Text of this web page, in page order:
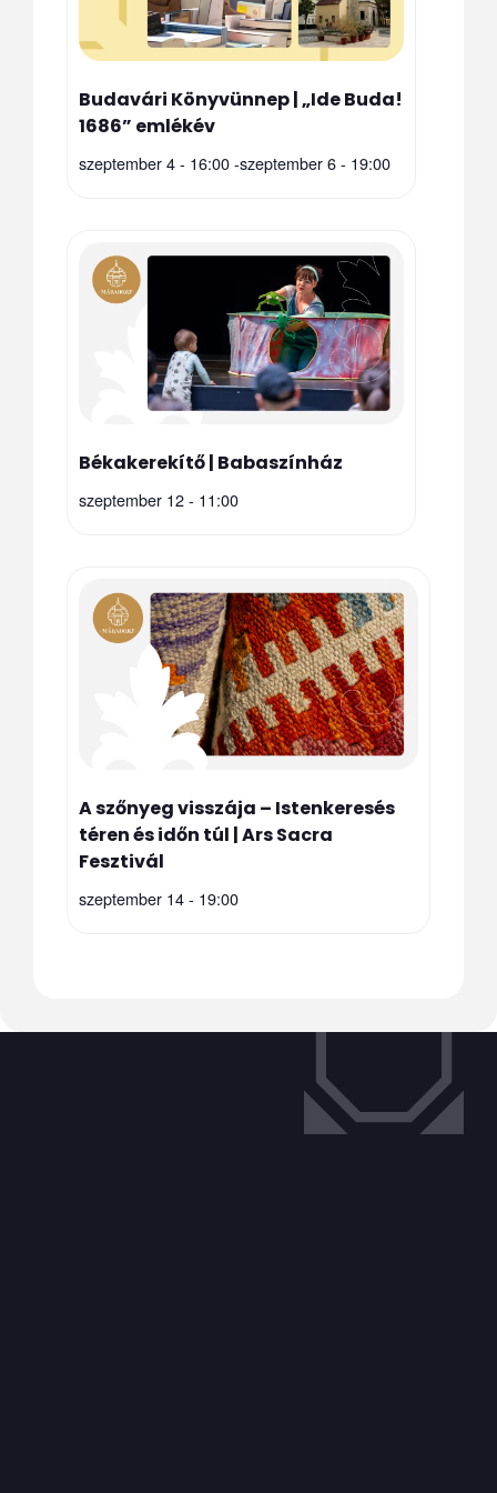
Budavári Könyvünnep | „Ide Buda!
1686” emlékév
szeptember 4 - 16:00-szeptember 6 - 19:00
Békakerekítő | Babaszínház
szeptember 12 - 11:00
A szőnyeg visszája – Istenkeresés
téren és időn túl | Ars Sacra
Fesztivál
szeptember 14 - 19:00